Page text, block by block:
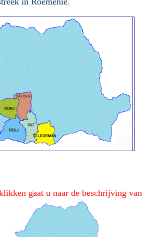
gaat u naar de beschrijving